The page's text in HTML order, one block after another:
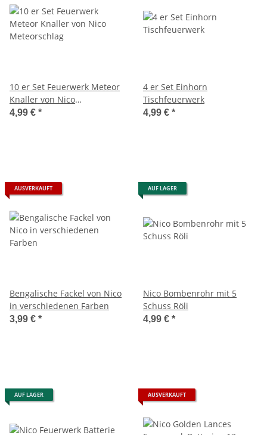
10 er Set Feuerwerk Meteor
Knaller von Nico
Meteorschlag
4,99 € *
4 er Set Einhorn
Tischfeuerwerk
4,99 € *
AUSVERKAUFT
Bengalische Fackel von Nico
in verschiedenen Farben
3,99 € *
AUF LAGER
Nico Bombenrohr mit 5
Schuss Röli
4,99 € *
AUF LAGER AUSVERKAUFT